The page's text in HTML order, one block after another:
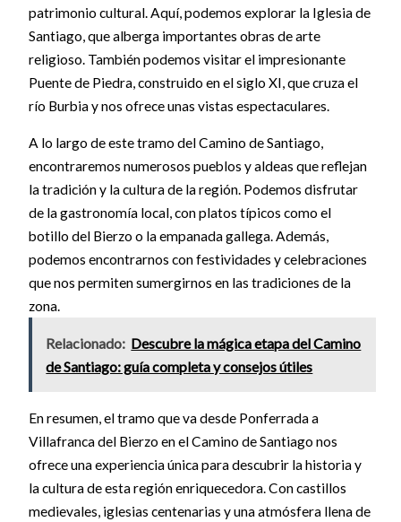
patrimonio cultural. Aquí, podemos explorar la Iglesia de
Santiago, que alberga importantes obras de arte
religioso. También podemos visitar el impresionante
Puente de Piedra, construido en el siglo XI, que cruza el
río Burbia y nos ofrece unas vistas espectaculares.
A lo largo de este tramo del Camino de Santiago,
encontraremos numerosos pueblos y aldeas que reflejan
la tradición y la cultura de la región. Podemos disfrutar
de la gastronomía local, con platos típicos como el
botillo del Bierzo o la empanada gallega. Además,
podemos encontrarnos con festividades y celebraciones
que nos permiten sumergirnos en las tradiciones de la
zona.
Relacionado: Descubre la mágica etapa del Camino
de Santiago: guía completa y consejos útiles
En resumen, el tramo que va desde Ponferrada a
Villafranca del Bierzo en el Camino de Santiago nos
ofrece una experiencia única para descubrir la historia y
la cultura de esta región enriquecedora. Con castillos
medievales, iglesias centenarias y una atmósfera llena de